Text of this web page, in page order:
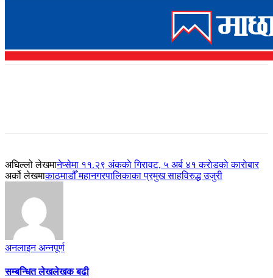
अघिल्लो लेखमानेप्सेमा ११.२९ अंककाे गिरावट, ५ अर्ब ४१ कराेडकाे काराेबार
अर्को लेखमाकाठमाडौँ महानगरपालिकाका प्रमुख साहविरुद्ध उजुरी
अनलाइन अन्नपूर्ण
सम्बन्धित लेखलेखक बढी